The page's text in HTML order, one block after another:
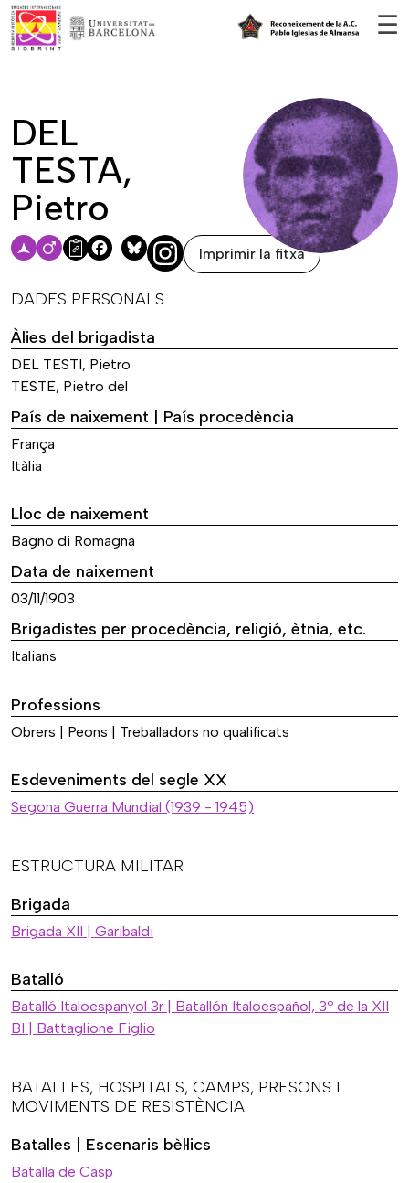
☰
DEL
TESTA,
Pietro
Facebook
Bluesky Imprimir la fitxa
DADES PERSONALS
Àlies del brigadista
DEL TESTI, Pietro
TESTE, Pietro del
País de naixement | País procedència
França
Itàlia
Lloc de naixement
Bagno di Romagna
Data de naixement
03/11/1903
Brigadistes per procedència, religió, ètnia, etc.
Italians
Professions
Obrers | Peons | Treballadors no qualificats
Esdeveniments del segle XX
Segona Guerra Mundial (1939 - 1945)
ESTRUCTURA MILITAR
Brigada
Brigada XII | Garibaldi
Batalló
Batalló Italoespanyol 3r | Batallón Italoespañol, 3º de la XII
BI | Battaglione Figlio
BATALLES, HOSPITALS, CAMPS, PRESONS I
MOVIMENTS DE RESISTÈNCIA
Batalles | Escenaris bèl·lics
Batalla de Casp